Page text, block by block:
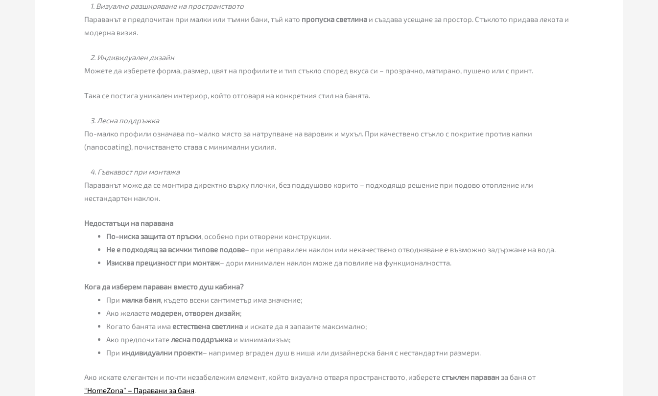
1. Визуално разширяване на пространството
Параванът е предпочитан при малки или тъмни бани, тъй като пропуска светлина и създава усещане за простор. Стъклото придава лекота и
модерна визия.
2. Индивидуален дизайн
Можете да изберете форма, размер, цвят на профилите и тип стъкло според вкуса си – прозрачно, матирано, пушено или с принт.
Така се постига уникален интериор, който отговаря на конкретния стил на банята.
3. Лесна поддръжка
По-малко профили означава по-малко място за натрупване на варовик и мухъл. При качествено стъкло с покритие против капки
(nanocoating), почистването става с минимални усилия.
4. Гъвкавост при монтажа
Параванът може да се монтира директно върху плочки, без поддушово корито – подходящо решение при подово отопление или
нестандартен наклон.
Недостатъци на паравана
По-ниска защита от пръски , особено при отворени конструкции.
Не е подходящ за всички типове подове– при неправилен наклон или некачествено отводняване е възможно задържане на вода.
Изисква прецизност при монтаж– дори минимален наклон може да повлияе на функционалността.
Кога да изберем параван вместо душ кабина?
При малка баня, където всеки сантиметър има значение;
Ако желаете модерен, отворен дизайн;
Когато банята има естествена светлина и искате да я запазите максимално;
Ако предпочитателесна поддръжка и минимализъм;
При индивидуални проекти– например вграден душ в ниша или дизайнерска баня с нестандартни размери.
Ако искате елегантен и почти незабележим елемент, който визуално отваря пространството, изберете стъклен параван за баня от
“HomeZona” – Паравани за баня